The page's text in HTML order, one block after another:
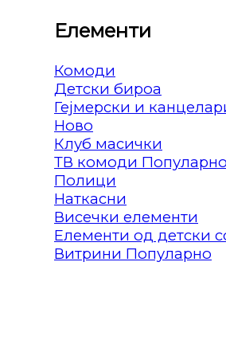
Елементи
Комоди
Детски бироа
Гејмерски и
Клуб масички
ТВ комоди
Полици
Наткасни
Висечки елементи
Елементи од детски
Витрини